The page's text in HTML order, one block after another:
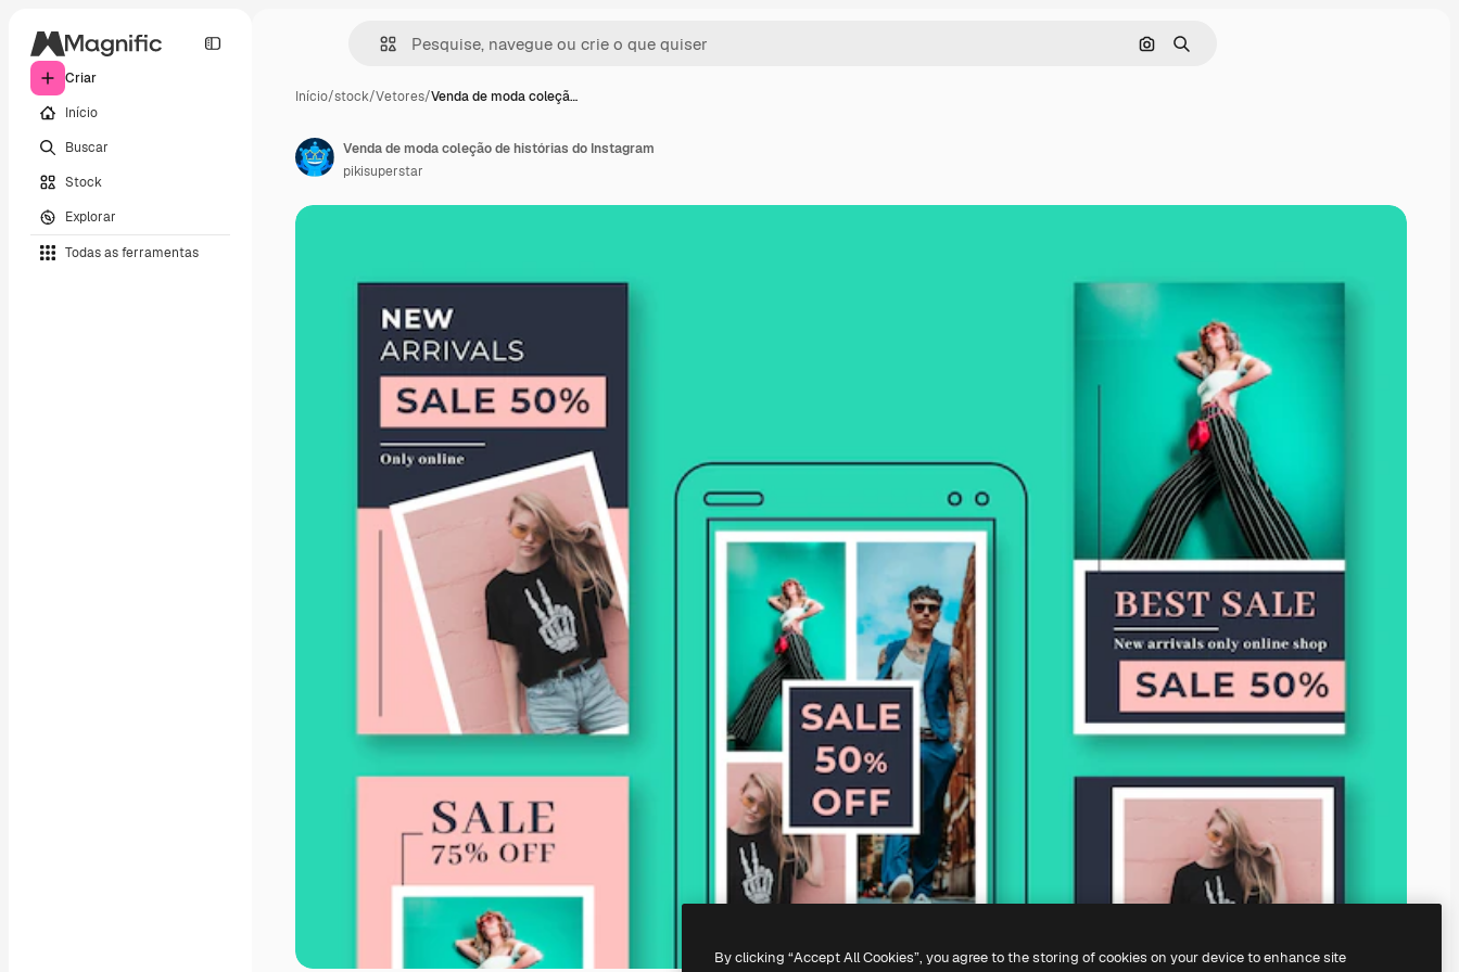
Criar
Início
Buscar
Stock
Explorar
Todas as ferramentas
Pesquisar por imagem
Buscar
Início/stock/Vetores/Venda de moda coleçã…
Venda de moda coleção de histórias do Instagram
pikisuperstar
By clicking “Accept All Cookies”, you agree to the storing of cookies on your device to enhance site